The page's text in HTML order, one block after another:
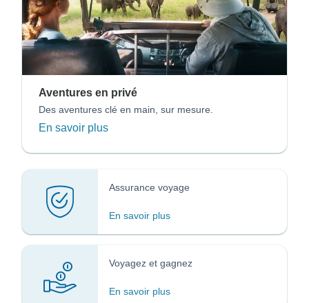
Aventures en privé
Des aventures clé en main, sur mesure.
En savoir plus
Assurance voyage
En savoir plus
Voyagez et gagnez
En savoir plus